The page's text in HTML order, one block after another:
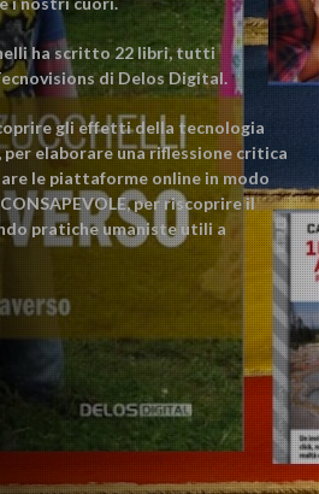
ha scritto 22 libri, tutti
di Delos Digital.
gli effetti della tecnologia
elaborare una riflessione critica
le piattaforme online in modo
per riscoprire il
pratiche umaniste utili a